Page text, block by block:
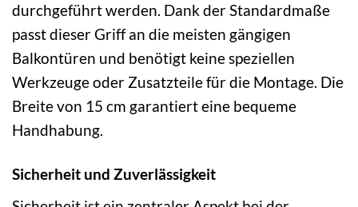
durchgeführt werden. Dank der Standardmaße
passt dieser Griff an die meisten gängigen
Balkontüren und benötigt keine speziellen
Werkzeuge oder Zusatzteile für die Montage. Die
Breite von 15 cm garantiert eine bequeme
Handhabung.
Sicherheit und Zuverlässigkeit